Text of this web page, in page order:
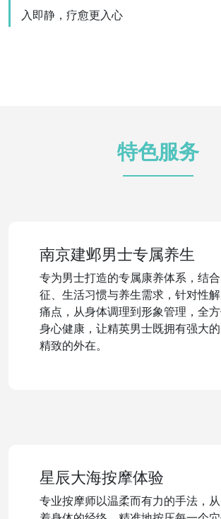
入即静，疗愈更入心
特色服务
南京建邺男士专属养生
专为男士打造的专属康养体系，结
征、生活习惯与养生需求，针对性
痛点，从身体调理到形象管理，全
身心健康，让精英男士既拥有强大
精致的外在。
星辰大海按摩体验
专业按摩师以温柔而有力的手法，